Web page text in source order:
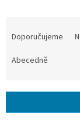
r
Doporučujeme
Abecedně